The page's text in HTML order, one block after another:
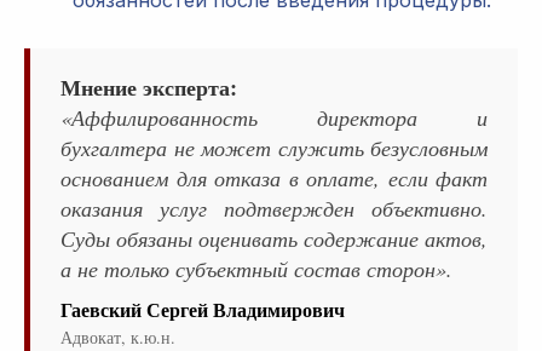
Мнение эксперта:
«Аффилированность директора и
бухгалтера не может служить безусловным
основанием для отказа в оплате, если факт
оказания услуг подтвержден объективно.
Суды обязаны оценивать содержание актов,
а не только субъектный состав сторон».
Гаевский Сергей Владимирович
Адвокат, к.ю.н.